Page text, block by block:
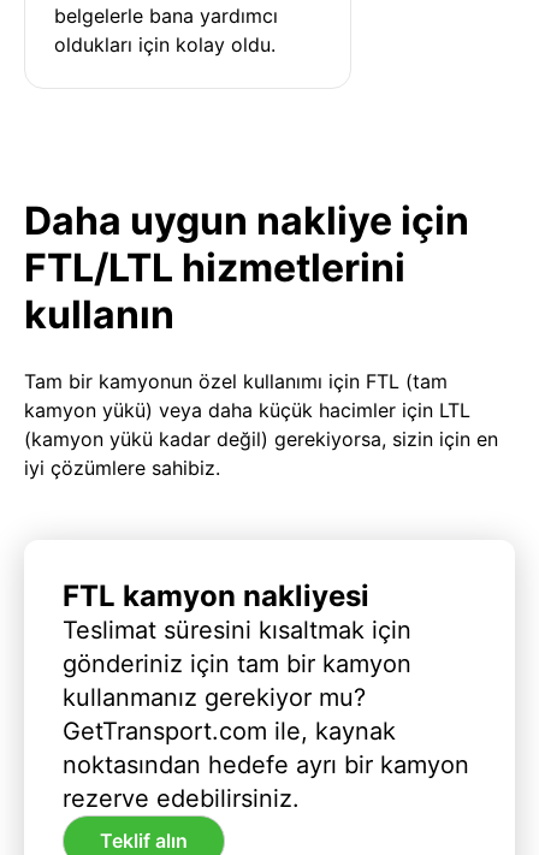
belgelerle bana yardımcı
oldukları için kolay oldu.
Daha uygun nakliye için
FTL/LTL hizmetlerini
kullanın
Tam bir kamyonun özel kullanımı için FTL (tam
kamyon yükü) veya daha küçük hacimler için LTL
(kamyon yükü kadar değil) gerekiyorsa, sizin için en
iyi çözümlere sahibiz.
FTL kamyon nakliyesi
Teslimat süresini kısaltmak için
gönderiniz için tam bir kamyon
kullanmanız gerekiyor mu?
GetTransport.com ile, kaynak
noktasından hedefe ayrı bir kamyon
rezerve edebilirsiniz.
Teklif alın